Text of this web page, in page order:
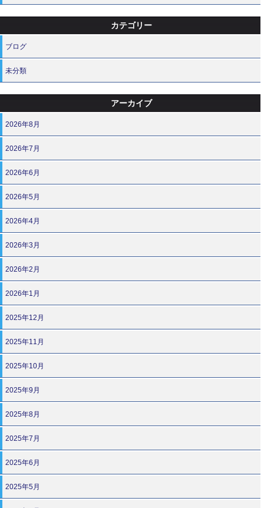
カテゴリー
ブログ
未分類
アーカイブ
2026年8月
2026年7月
2026年6月
2026年5月
2026年4月
2026年3月
2026年2月
2026年1月
2025年12月
2025年11月
2025年10月
2025年9月
2025年8月
2025年7月
2025年6月
2025年5月